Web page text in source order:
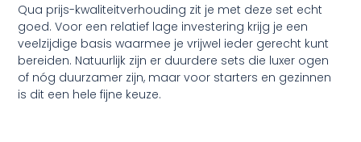
Qua prijs-kwaliteitverhouding zit je met deze set echt
goed. Voor een relatief lage investering krijg je een
veelzijdige basis waarmee je vrijwel ieder gerecht kunt
bereiden. Natuurlijk zijn er duurdere sets die luxer ogen
of nóg duurzamer zijn, maar voor starters en gezinnen
is dit een hele fijne keuze.